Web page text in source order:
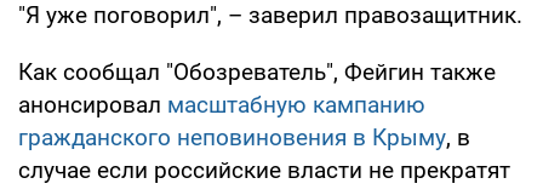
"Я уже поговорил", – заверил правозащитник.
Как сообщал "Обозреватель", Фейгин также
анонсировал масштабную кампанию
гражданского неповиновения в Крыму, в
случае если российские власти не прекратят